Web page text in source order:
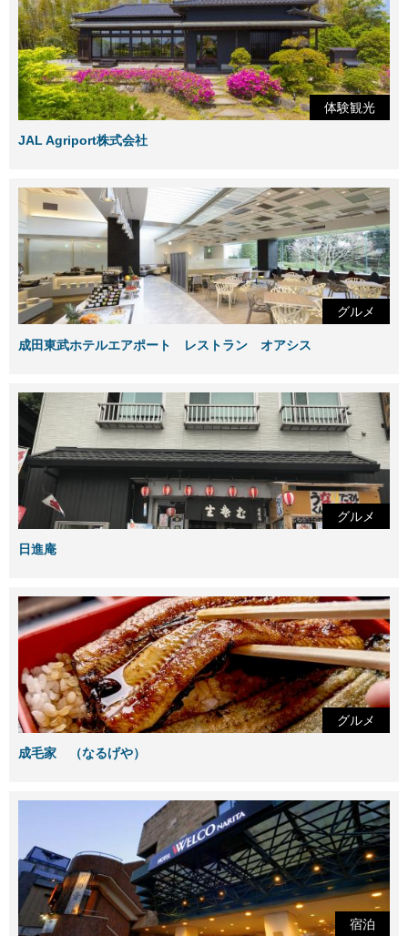
体験観光
JAL Agriport株式会社
グルメ
成田東武ホテルエアポート レストラン オアシス
グルメ
日進庵
グルメ
成毛家 （なるげや）
宿泊